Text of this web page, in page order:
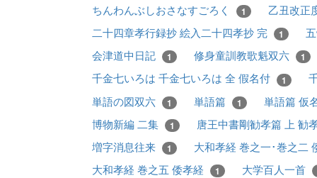
ちんわんぶしおさなすごろく
1
乙丑改正
二十四章孝行録抄 絵入二十四孝抄 完
1
会津道中日記
1 修身童訓教歌魁双六 1
千金七いろは 千金七いろは 全 假名付 1
単語の図双六
1 単語篇 1
単語篇 仮
博物新編 二集
1
唐王中書剛勧孝篇 上 勧
増字消息往来
1
大和孝経 巻之一･巻之二
大和孝経 巻之五 倭孝経
1
大学百人一首